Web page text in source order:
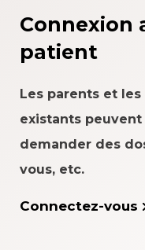
Connexion
patient
Les parents et
existants
demander des
vous, etc.
Connectez-vous